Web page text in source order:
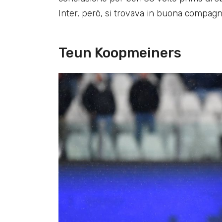
Inter, però, si trovava in buona
Teun Koopmeiners